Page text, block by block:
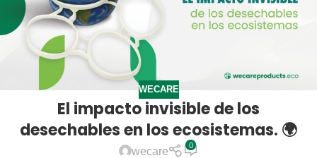
WECARE
El impacto invisible de los
desechables en los ecosistemas. 🌍
wecare
0